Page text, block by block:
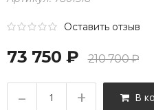
Оставить отзыв
73 750 ₽ 210 700 ₽
– + В